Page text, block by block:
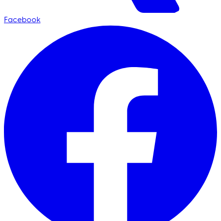
Facebook